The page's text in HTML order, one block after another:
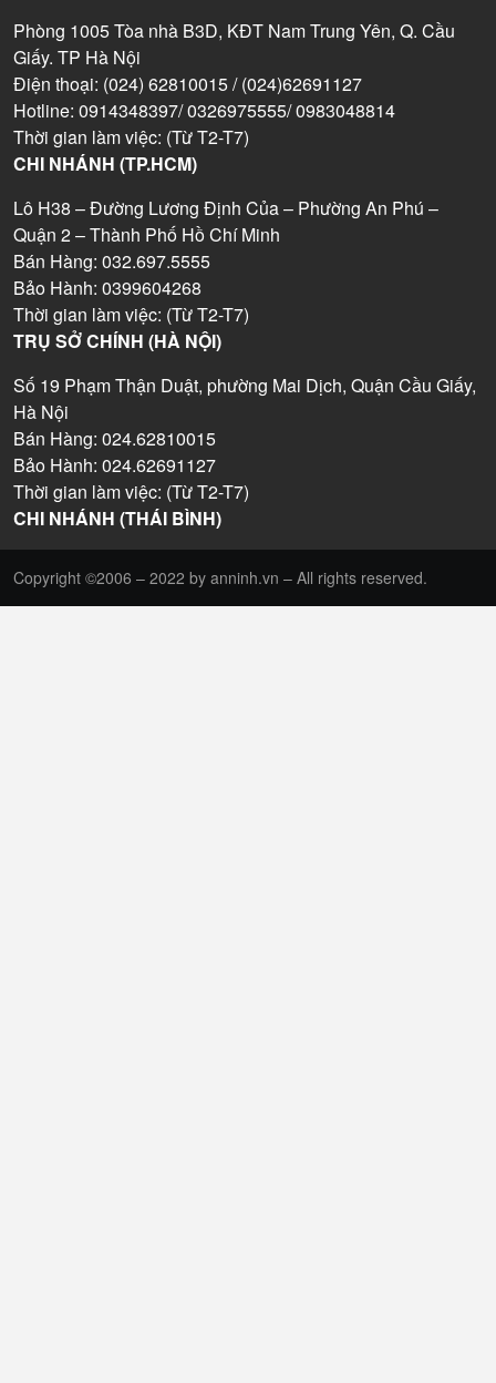
Phòng 1005 Tòa nhà B3D, KĐT Nam Trung Yên, Q. Cầu
Giấy. TP Hà Nội
Điện thoại: (024) 62810015 / (024)62691127
Hotline: 0914348397/ 0326975555/ 0983048814
Thời gian làm việc: (Từ T2-T7)
CHI NHÁNH (TP.HCM)
Lô H38 – Đường Lương Định Của – Phường An Phú –
Quận 2 – Thành Phố Hồ Chí Minh
Bán Hàng: 032.697.5555
Bảo Hành: 0399604268
Thời gian làm việc: (Từ T2-T7)
TRỤ SỞ CHÍNH (HÀ NỘI)
Số 19 Phạm Thận Duật, phường Mai Dịch, Quận Cầu Giấy,
Hà Nội
Bán Hàng: 024.62810015
Bảo Hành: 024.62691127
Thời gian làm việc: (Từ T2-T7)
CHI NHÁNH (THÁI BÌNH)
Copyright ©2006 – 2022 by anninh.vn – All rights reserved.